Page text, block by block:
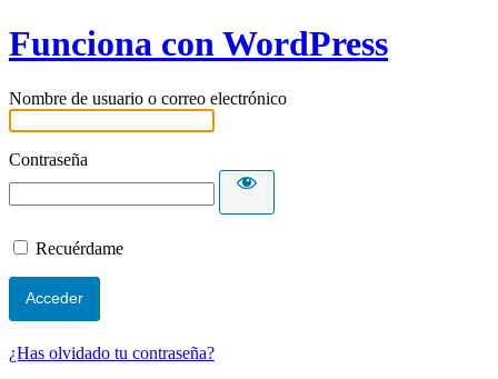
Funciona con WordPress
Nombre de usuario o correo electrónico
Contraseña
Recuérdame
¿Has olvidado tu contraseña?